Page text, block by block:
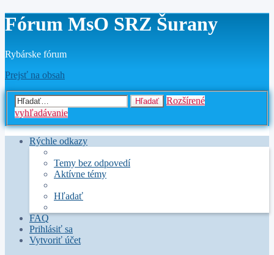
Fórum MsO SRZ Šurany
Rybárske fórum
Prejsť na obsah
Hľadať
Rozšírené
vyhľadávanie
Rýchle odkazy
Temy bez odpovedí
Aktívne témy
Hľadať
FAQ
Prihlásiť sa
Vytvoriť účet